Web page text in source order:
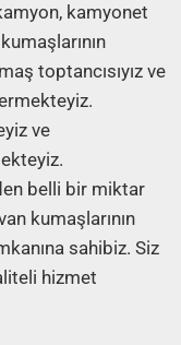
kamyonet
toptancısıyız ve
ve
belli bir miktar
kumaşlarının
sahibiz. Siz
hizmet